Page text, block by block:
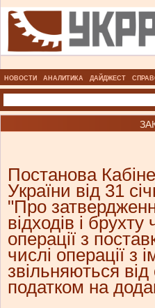
НОВОСТИ АНАЛИТИКА ДАЙДЖЕСТ
Постанова
України від 31
"Про
відходів і
операції з
числі операції з
звільняються
податком на